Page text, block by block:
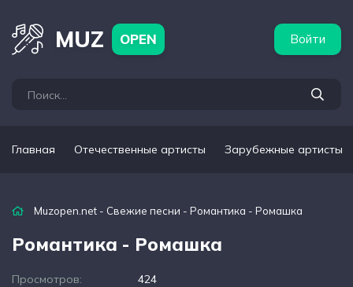
MUZ OPEN Войти
Главная Отечественные артисты Зарубежные артисты
Muzopen.net - Свежие песни - Романтика - Ромашка
Романтика - Ромашка
Просмотров:
424
артисты Популярные подборки